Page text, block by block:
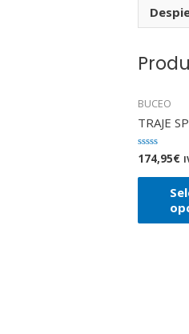
BUCEO
TRAJE
Valorado
en
0
174,95€